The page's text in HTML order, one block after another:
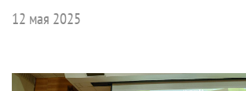
12 мая 2025